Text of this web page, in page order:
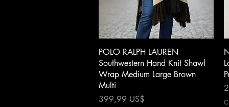
Xem nhanh
POLO RALPH LAUREN
Southwestern Hand Knit Shawl
Wrap Medium Large Brown
Multi
Giá
399,99 US$